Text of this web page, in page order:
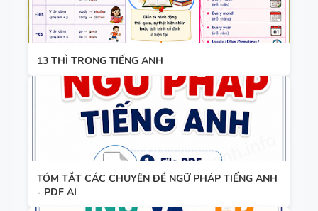
KHẢO -
TIẾNG ANH
SUCCESS -
CÓ TÍCH
HỢP NĂNG
LỰC SỐ -
CẢ NĂM
13 THÌ
TRONG
TIẾNG ANH
13 THÌ TRONG TIẾNG ANH
TÓM TẮT CÁC CHUYÊN ĐỀ NGỮ PHÁP TIẾNG ANH
- PDF AI